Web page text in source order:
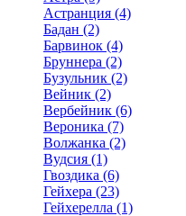
Астранция (4)
Бадан (2)
Барвинок (4)
Бруннера (2)
Бузульник (2)
Вейник (2)
Вербейник (6)
Вероника (7)
Волжанка (2)
Вудсия (1)
Гвоздика (6)
Гейхера (23)
Гейхерелла (1)